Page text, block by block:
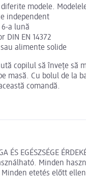
modele.
independent
a lună
DIN EN 14372
alimente solide
copilul să învețe
masă. Cu bolul de la
comandă.
ÉS EGÉSZSÉGE
Minden
etetés előtt